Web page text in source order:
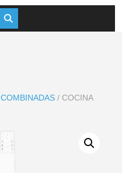
COMBINADAS / COCINA